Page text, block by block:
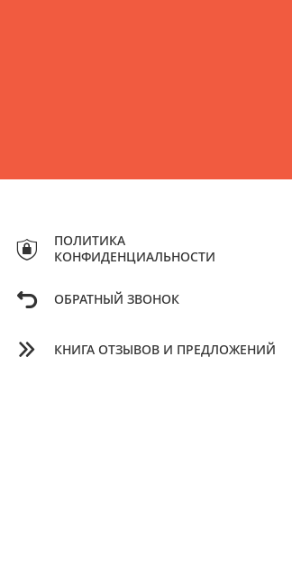
ПОЛИТИКА
КОНФИДЕНЦИАЛЬНОСТИ
ОБРАТНЫЙ ЗВОНОК
КНИГА ОТЗЫВОВ И ПРЕДЛОЖЕНИЙ